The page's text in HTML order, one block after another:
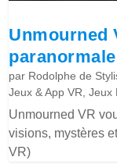
Unmourned
par Rodolphe de
Jeux & App VR ,Jeux
Unmourned VR
visions, mystères
VR)